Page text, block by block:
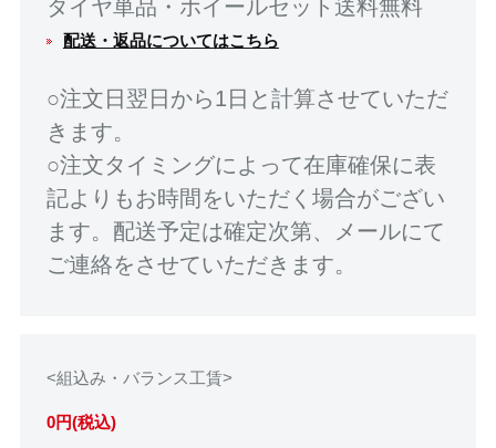
タイヤ単品・ホイールセット送料無料
配送・返品についてはこちら
○注文日翌日から1日と計算させていただ
きます。
○注文タイミングによって在庫確保に表
記よりもお時間をいただく場合がござい
ます。配送予定は確定次第、メールにて
ご連絡をさせていただきます。
<組込み・バランス工賃>
0円(税込)